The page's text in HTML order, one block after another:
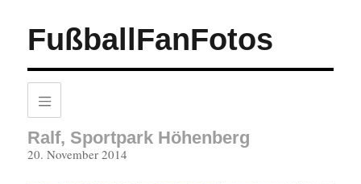
FußballFanFotos
Ralf, Sportpark Höhenberg
Veröffentlicht
20. November 2014